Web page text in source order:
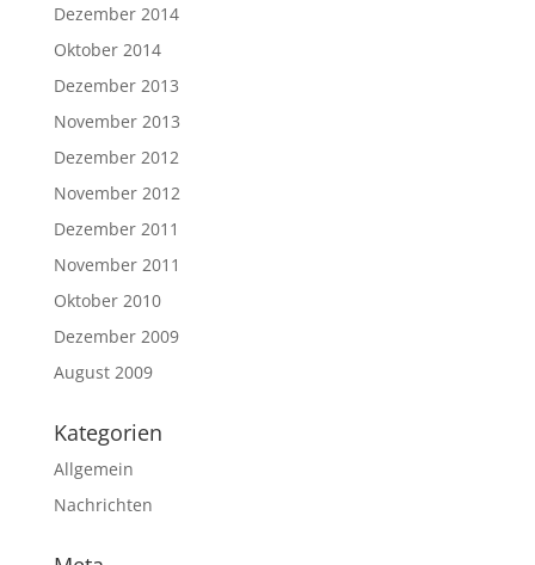
Dezember 2014
Oktober 2014
Dezember 2013
November 2013
Dezember 2012
November 2012
Dezember 2011
November 2011
Oktober 2010
Dezember 2009
August 2009
Kategorien
Allgemein
Nachrichten